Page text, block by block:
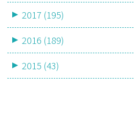
2017 (195)
2016 (189)
2015 (43)